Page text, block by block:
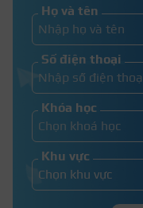
Họ và tên
Số điện thoại
Khóa học
Khu vực